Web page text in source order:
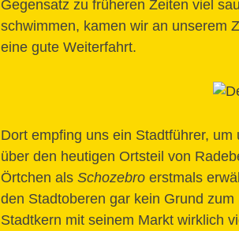
Gegensatz zu früheren Zeiten viel
schwimmen, kamen wir an unserem
eine gute Weiterfahrt.
Dort empfing uns ein Stadtführer,
über den heutigen Ortsteil von
Örtchen als Schozebro erstmals
den Stadtoberen gar kein Grund
Stadtkern mit seinem Markt wirklich